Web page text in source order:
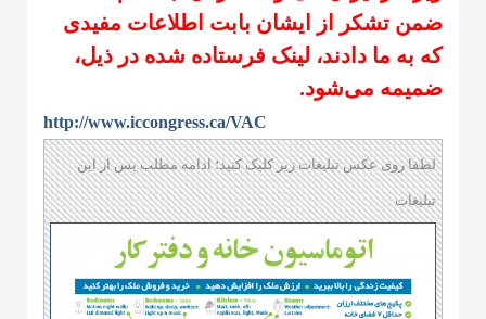
ضمن تشکر از ایشان بابت اطلاعات مفیدی
که به ما دادند، لینک فرستاده شده در ذیل،
ضمیمه می‌شود.
http://www.iccongress.ca/VAC
لطفا روی عکس تبلیغات زیر کلیک کنید؛ ادامه مطلب پس از این
تبلیغات